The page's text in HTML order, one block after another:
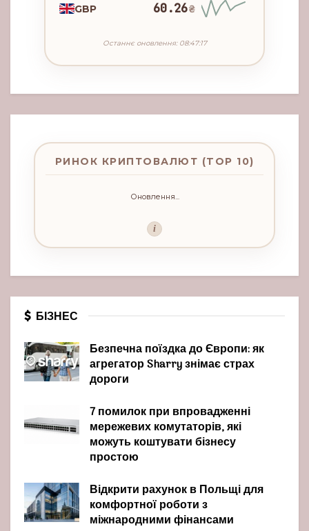
GBP 60.26₴
Останнє оновлення: 08:47:17
РИНОК КРИПТОВАЛЮТ (TOP 10)
Оновлення...
i
БІЗНЕС
Безпечна поїздка до Європи: як
агрегатор Sharry знімає страх
дороги
7 помилок при впровадженні
мережевих комутаторів, які
можуть коштувати бізнесу
простою
Відкрити рахунок в Польщі для
комфортної роботи з
міжнародними фінансами